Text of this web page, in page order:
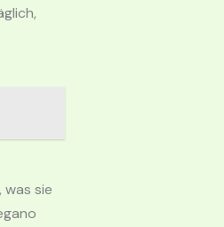
sie